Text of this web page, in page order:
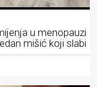
u menopauzi
mišić koji slabi